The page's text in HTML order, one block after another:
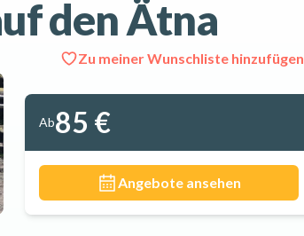
den Ätna
Zu meiner Wunschliste hinzufügen
Alle 6 Fotos ansehen
Ab85 €
Angebote ansehen